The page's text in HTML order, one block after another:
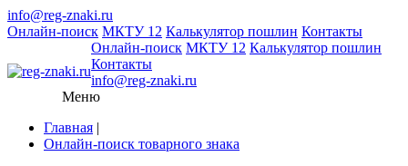
info@reg-znaki.ru
Онлайн-поиск МКТУ 12 Калькулятор пошлин Контакты
Онлайн-поиск МКТУ 12 Калькулятор пошлин
Контакты
info@reg-znaki.ru
Меню
Главная |
Онлайн-поиск товарного знака